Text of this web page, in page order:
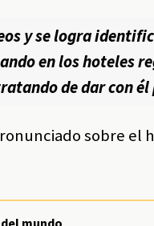
y se logra
en los hoteles
de dar con
sobre el